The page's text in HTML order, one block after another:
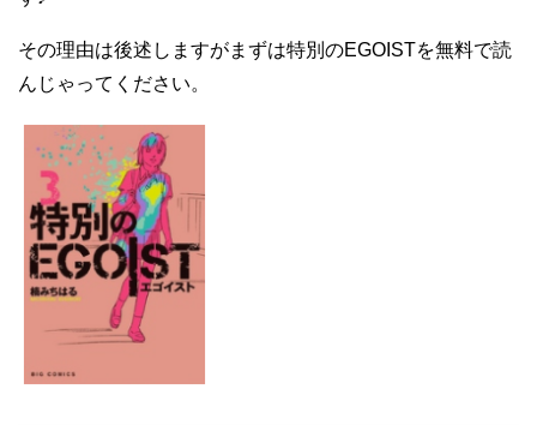
その理由は後述しますがまずは特別のEGOISTを無料で読
んじゃってください。